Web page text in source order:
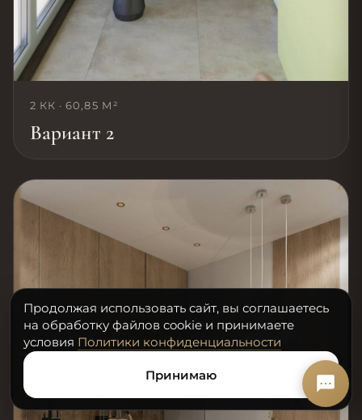
2 КК · 60,85 М²
Вариант 2
Продолжая использовать сайт, вы соглашаетесь
на обработку файлов cookie и принимаете
условия Политики конфиденциальности
Принимаю